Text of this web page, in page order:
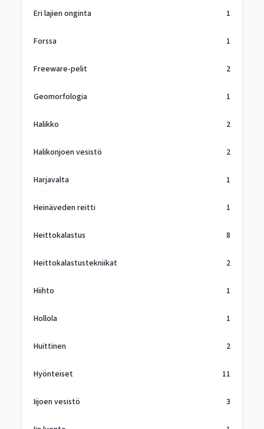
Eri lajien onginta 1
Forssa 1
Freeware-pelit 2
Geomorfologia 1
Halikko 2
Halikonjoen vesistö 2
Harjavalta 1
Heinäveden reitti 1
Heittokalastus 8
Heittokalastustekniikat 2
Hiihto 1
Hollola 1
Huittinen 2
Hyönteiset 11
Iijoen vesistö 3